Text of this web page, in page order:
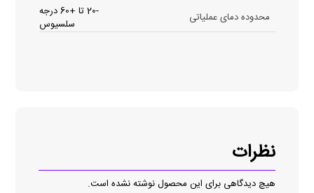
محدوده دمای عملیاتی
-20 تا +60 درجه
سلسیوس
نظرات
هیچ دیدگاهی برای این محصول نوشته نشده است.